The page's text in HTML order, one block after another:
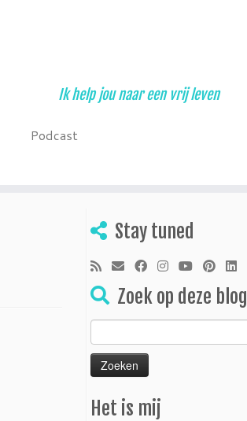
Ik help jou naar een vrij leven
Podcast
Stay tuned
Zoek op deze blog
Zoeken
naar:
Het is mij